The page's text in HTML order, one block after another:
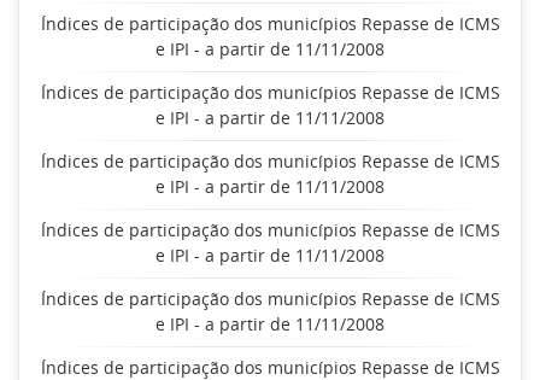
Índices de participação dos municípios Repasse de ICMS
e IPI - a partir de 11/11/2008
Índices de participação dos municípios Repasse de ICMS
e IPI - a partir de 11/11/2008
Índices de participação dos municípios Repasse de ICMS
e IPI - a partir de 11/11/2008
Índices de participação dos municípios Repasse de ICMS
e IPI - a partir de 11/11/2008
Índices de participação dos municípios Repasse de ICMS
e IPI - a partir de 11/11/2008
Índices de participação dos municípios Repasse de ICMS